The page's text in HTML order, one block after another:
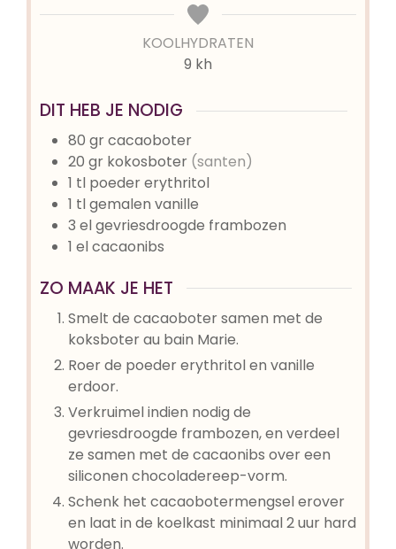
KOOLHYDRATEN
9 kh
DIT HEB JE NODIG
80 grcacaoboter
20 gr kokosboter (santen)
1 tl poeder erythritol
1 tlgemalen vanille
3 elgevriesdroogde frambozen
1 elcacaonibs
ZO MAAK JE HET
Smelt de cacaoboter samen met de
koksboter au bain Marie.
Roer de poeder erythritol en vanille
erdoor.
Verkruimel indien nodig de
gevriesdroogde frambozen, en verdeel
ze samen met de cacaonibs over een
siliconen chocoladereep-vorm.
Schenk het cacaobotermengsel erover
en laat in de koelkast minimaal 2 uur hard
worden.